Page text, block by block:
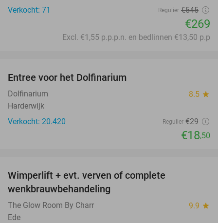
Verkocht: 71
Regulier €545
€269
Excl. €1,55 p.p.p.n. en bedlinnen €13,50 p.p
Entree voor het Dolfinarium
Dolfinarium 8.5 star
Harderwijk
Verkocht: 20.420
Regulier €29
€18,50
Wimperlift + evt. verven of complete
wenkbrauwbehandeling
The Glow Room By Charr 9.9 star
Ede